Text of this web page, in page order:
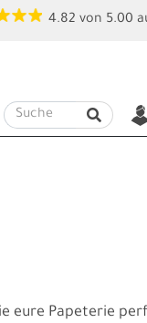
4.82 von 5.00
eure Papeterie